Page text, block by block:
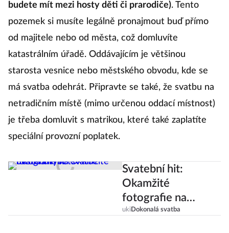
budete mít mezi hosty děti či prarodiče). Tento
pozemek si musíte legálně pronajmout buď přímo
od majitele nebo od města, což domluvíte
katastrálním úřadě. Oddávajícím je většinou
starosta vesnice nebo městského obvodu, kde se
má svatba odehrát. Připravte se také, že svatbu na
netradičním místě (mimo určenou oddací místnost)
je třeba domluvit s matrikou, které také zaplatíte
speciální provozní poplatek.
Svatební hit:
Okamžité
fotografie na
svatbě nesmí
uki Dokonalá svatba